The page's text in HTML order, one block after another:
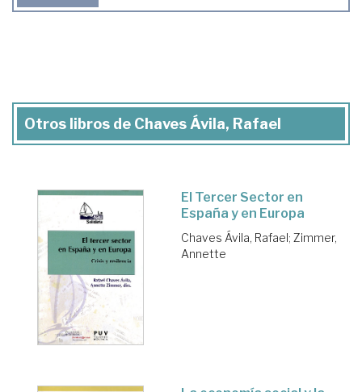
Otros libros de Chaves Ávila, Rafael
El Tercer Sector en
España y en Europa
Chaves Ávila, Rafael; Zimmer,
Annette